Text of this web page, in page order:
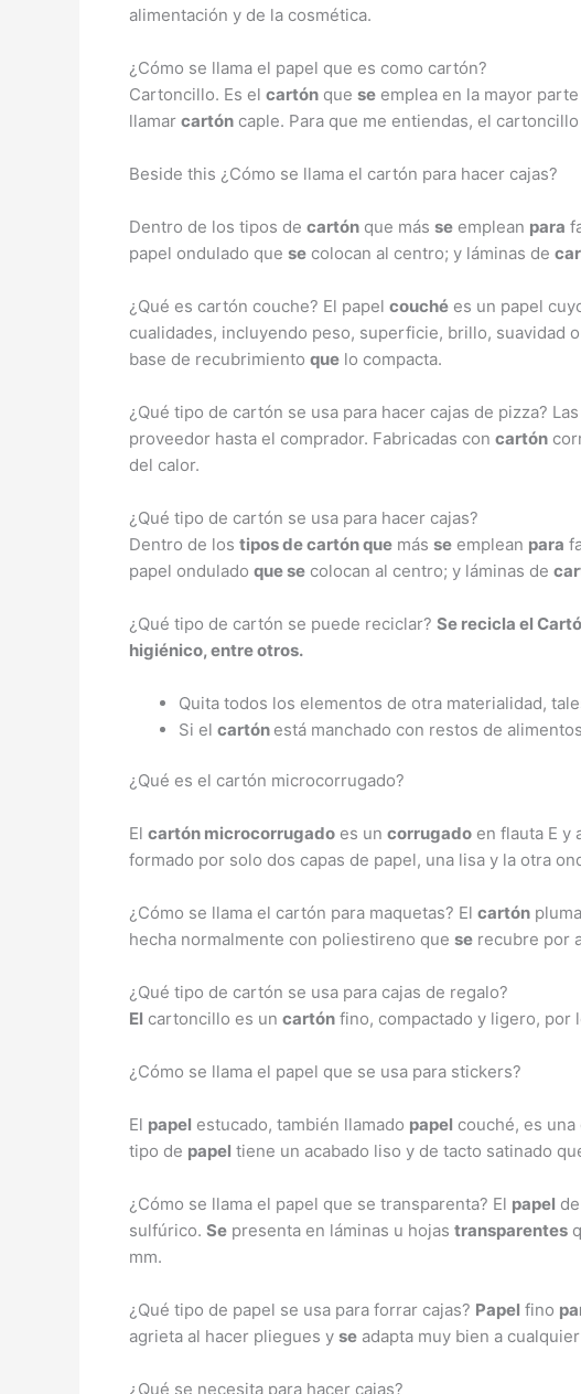
alimentación y de la cosmética.
¿Cómo se llama el papel que es como cartón?
Cartoncillo. Es el cartón que se emplea en la mayor
llamar cartón caple. Para que me entiendas, el
Beside this ¿Cómo se llama el cartón para hacer cajas?
Dentro de los tipos de cartón que más se emplean para
papel ondulado que se colocan al centro; y láminas de
¿Qué es cartón couche? El papel couché es un papel
cualidades, incluyendo peso, superficie, brillo, suavidad
base de recubrimiento que lo compacta.
¿Qué tipo de cartón se usa para hacer cajas de pizza? Las
proveedor hasta el comprador. Fabricadas con cartón
del calor.
¿Qué tipo de cartón se usa para hacer cajas?
Dentro de los tipos de cartón que más se emplean para
papel ondulado que se colocan al centro; y láminas de
¿Qué tipo de cartón se puede reciclar? Se recicla el
higiénico, entre otros.
Quita todos los elementos de otra materialidad,
Si el cartón está manchado con restos de
¿Qué es el cartón microcorrugado?
El cartón microcorrugado es un corrugado en flauta E y
formado por solo dos capas de papel, una lisa y la otra
¿Cómo se llama el cartón para maquetas? El cartón pluma
hecha normalmente con poliestireno que se recubre por
¿Qué tipo de cartón se usa para cajas de regalo?
El cartoncillo es un cartón fino, compactado y ligero, por
¿Cómo se llama el papel que se usa para stickers?
El papel estucado, también llamado papel couché, es
tipo de papel tiene un acabado liso y de tacto satinado
¿Cómo se llama el papel que se transparenta? El papel
sulfúrico. Se presenta en láminas u hojas transparentes
mm.
¿Qué tipo de papel se usa para forrar cajas? Papel fino
agrieta al hacer pliegues y se adapta muy bien a
¿Qué se necesita para hacer cajas?